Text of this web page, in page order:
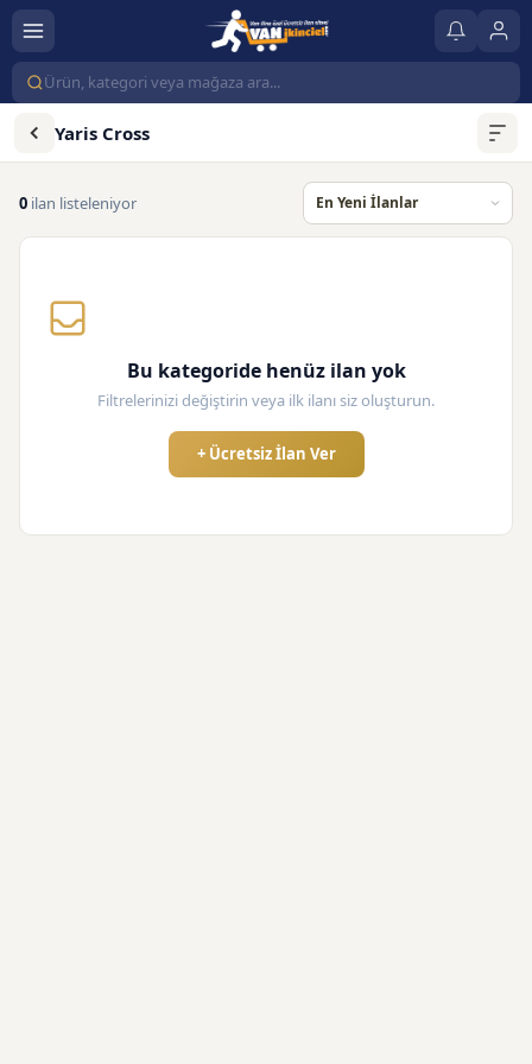
Yaris Cross
0 ilan listeleniyor
Bu kategoride henüz ilan yok
Filtrelerinizi değiştirin veya ilk ilanı siz oluşturun.
+ Ücretsiz İlan Ver